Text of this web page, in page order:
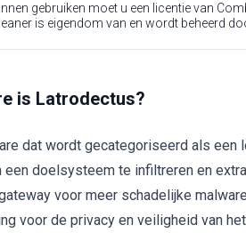
gebruiken moet u een licentie van
is eigendom van en wordt beheerd
is Latrodectus?
dat wordt gecategoriseerd als een
doelsysteem te infiltreren en
voor meer schadelijke
voor de privacy en veiligheid van